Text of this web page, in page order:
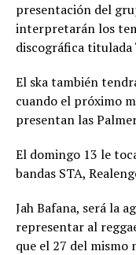
presentación del
interpretarán los
discográfica titulada
El ska también
cuando el próximo
presentan las
El domingo 13 le
bandas STA,
Jah Bafana, será la
representar al
que el 27 del mismo